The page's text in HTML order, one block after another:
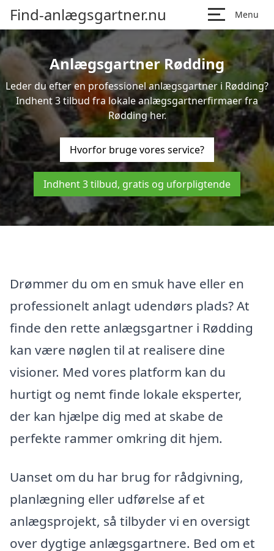
Find-anlægsgartner.nu Menu
Anlægsgartner Rødding
Leder du efter en professionel anlægsgartner i Rødding?
Indhent 3 tilbud fra lokale anlægsgartnerfirmaer fra
Rødding her.
Hvorfor bruge vores service?
Indhent 3 tilbud, gratis og uforpligtende
Drømmer du om en smuk have eller en
professionelt anlagt udendørs plads? At
finde den rette anlægsgartner i Rødding
kan være nøglen til at realisere dine
visioner. Med vores platform kan du
hurtigt og nemt finde lokale eksperter,
der kan hjælpe dig med at skabe de
perfekte rammer omkring dit hjem.
Uanset om du har brug for rådgivning,
planlægning eller udførelse af et
anlægsprojekt, så tilbyder vi en oversigt
over dygtige anlægsgartnere. Bed om et